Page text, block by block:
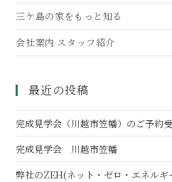
三ケ島の家をもっと知る
会社案内 スタッフ紹介
最近の投稿
完成見学会（川越市笠幡）のご予約
完成見学会 川越市笠幡
弊社のZEH(ネット・ゼロ・エネル